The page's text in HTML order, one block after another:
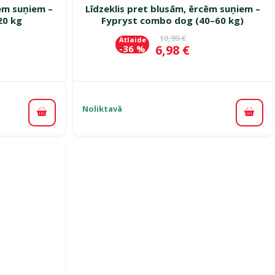
suņiem –
kg
Pievienot grozam
Līdzeklis pret blusām, ērcēm suņiem –
Fypryst combo dog (40–60 kg)
Oriģinālā cena
10,99 €
Cena
6,98 €
Atlaide
-36 %
Noliktavā